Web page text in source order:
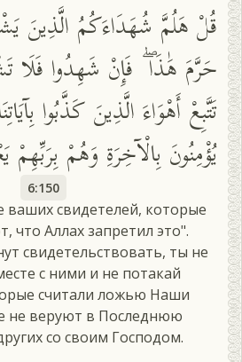
قُلْ هَلُمَّ شُهَدَاءَكُمُ الَّذِينَ
حَرَّمَ هَٰذَا ۖ فَإِنْ شَهِدُوا فَلَا
تَتَّبِعْ أَهْوَاءَ الَّذِينَ كَذَّبُوا
يُؤْمِنُونَ بِالْآخِرَةِ وَهُمْ بِرَبِّهِمْ
6:150
ваших свидетелей, которые
что Аллах запретил это".
свидетельствовать, ты не
с ними и не потакай
считали ложью Наши
не веруют в Последнюю
со своим Господом.